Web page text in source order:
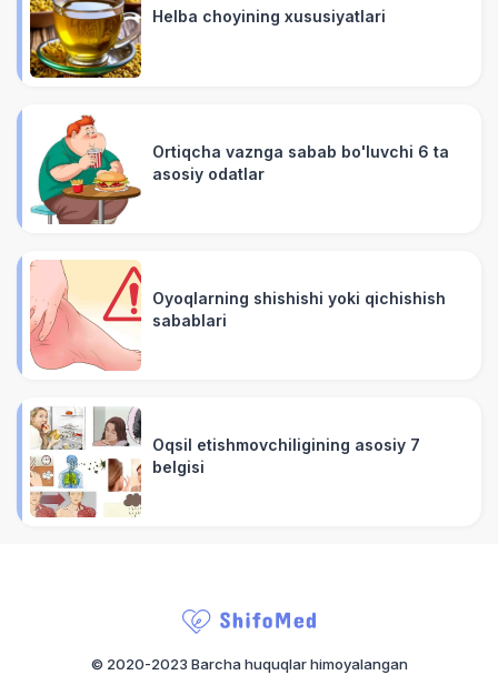
Helba choyining xususiyatlari
Ortiqcha vaznga sabab bo'luvchi 6 ta
asosiy odatlar
Oyoqlarning shishishi yoki qichishish
sabablari
Oqsil etishmovchiligining asosiy 7
belgisi
© 2020-2023 Barcha huquqlar himoyalangan